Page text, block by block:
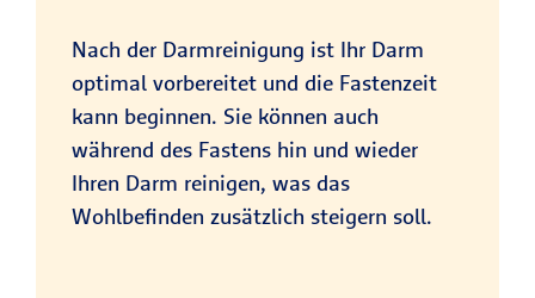
Nach der Darmreinigung ist Ihr Darm
optimal vorbereitet und die Fastenzeit
kann beginnen. Sie können auch
während des Fastens hin und wieder
Ihren Darm reinigen, was das
Wohlbefinden zusätzlich steigern soll.